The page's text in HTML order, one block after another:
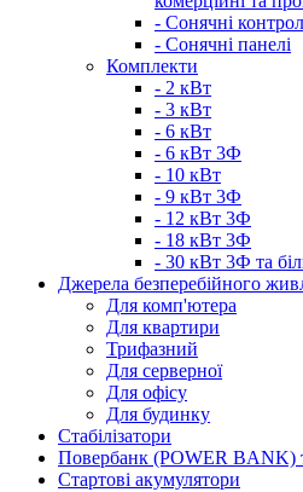
- Сонячні
- Сонячні панелі
Комплекти
- 2 кВт
- 3 кВт
- 6 кВт
- 6 кВт 3Ф
- 10 кВт
- 9 кВт 3Ф
- 12 кВт 3Ф
- 18 кВт 3Ф
- 30 кВт 3Ф та
Джерела безперебійного
Для комп'ютера
Для квартири
Трифазний
Для серверної
Для офісу
Для будинку
Стабілізатори
Повербанк (POWER BANK)
Стартові акумулятори